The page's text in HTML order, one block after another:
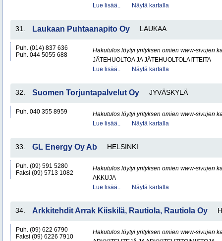
Lue lisää..
Näytä kartalla
31. Laukaan Puhtaanapito Oy LAUKAA
Puh. (014) 837 636
Puh. 044 5055 688
Hakutulos löytyi yrityksen omien www-sivujen
JÄTEHUOLTOA JA JÄTEHUOLTOLAITTEITA
Lue lisää..
Näytä kartalla
32. Suomen Torjuntapalvelut Oy JYVÄSKYLÄ
Puh. 040 355 8959
Hakutulos löytyi yrityksen omien www-sivujen
Lue lisää..
Näytä kartalla
33. GL Energy Oy Ab HELSINKI
Puh. (09) 591 5280
Faksi (09) 5713 1082
Hakutulos löytyi yrityksen omien www-sivujen
AKKUJA
Lue lisää..
Näytä kartalla
34. Arkkitehdit Arrak Kiiskilä, Rautiola, Rautiola Oy
Puh. (09) 622 6790
Faksi (09) 6226 7910
Hakutulos löytyi yrityksen omien www-sivujen